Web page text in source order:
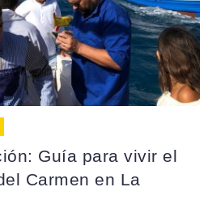
Guía para vivir el
Carmen en La